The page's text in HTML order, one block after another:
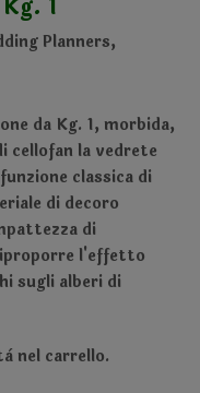
Planners,
da Kg. 1, morbida,
cellofan la vedrete
classica di
di decoro
di
l'effetto
sugli alberi di
nel carrello.